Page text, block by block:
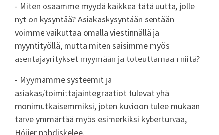
- Miten osaamme myydä kaikkea tätä uutta, jolle
nyt on kysyntää? Asiakaskysyntään sentään
voimme vaikuttaa omalla viestinnällä ja
myyntityöllä, mutta miten saisimme myös
asentajayritykset myymään ja toteuttamaan niitä?
- Myymämme systeemit ja
asiakas/toimittajaintegraatiot tulevat yhä
monimutkaisemmiksi, joten kuvioon tulee mukaan
tarve ymmärtää myös esimerkiksi kyberturvaa,
Höijer pohdiskelee.